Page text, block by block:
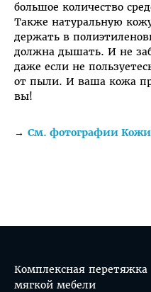
большое количество
Также натуральную
держать в
должна дышать. И не
даже если не
от пыли. И ваша кожа
вы!
→ См. фотографии Кожи
Комплексная перетяжка
мягкой мебели